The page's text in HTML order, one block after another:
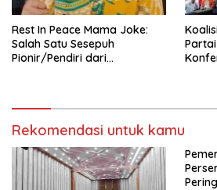
Rest In Peace Mama Joke:
Salah Satu Sesepuh
Pionir/Pendiri dari
Kasih Allah.
Partai
RUU
Rekomendasi untuk kamu